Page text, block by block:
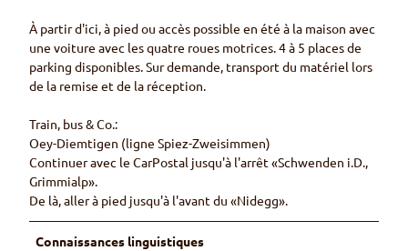
À partir d'ici, à pied ou accès possible en été à la maison avec
une voiture avec les quatre roues motrices. 4 à 5 places de
parking disponibles. Sur demande, transport du matériel lors
de la remise et de la réception.
Train, bus & Co.:
Oey-Diemtigen (ligne Spiez-Zweisimmen)
Continuer avec le CarPostal jusqu'à l'arrêt «Schwenden i.D.,
Grimmialp».
De là, aller à pied jusqu'à l'avant du «Nidegg».
Connaissances linguistiques